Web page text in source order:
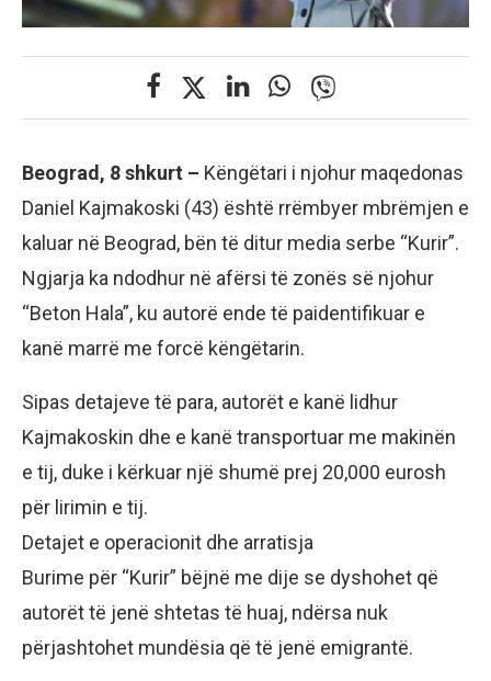
Beograd, 8 shkurt – Këngëtari i njohur maqedonas
Daniel Kajmakoski (43) është rrëmbyer mbrëmjen e
kaluar në Beograd, bën të ditur media serbe “Kurir”.
Ngjarja ka ndodhur në afërsi të zonës së njohur
“Beton Hala”, ku autorë ende të paidentifikuar e
kanë marrë me forcë këngëtarin.
​Sipas detajeve të para, autorët e kanë lidhur
Kajmakoskin dhe e kanë transportuar me makinën
e tij, duke i kërkuar një shumë prej 20,000 eurosh
për lirimin e tij.
​Detajet e operacionit dhe arratisja
​Burime për “Kurir” bëjnë me dije se dyshohet që
autorët të jenë shtetas të huaj, ndërsa nuk
përjashtohet mundësia që të jenë emigrantë.